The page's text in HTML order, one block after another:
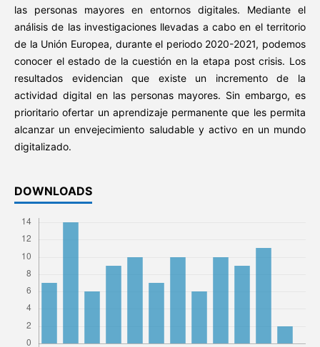
las personas mayores en entornos digitales. Mediante el
análisis de las investigaciones llevadas a cabo en el territorio
de la Unión Europea, durante el periodo 2020-2021, podemos
conocer el estado de la cuestión en la etapa post crisis. Los
resultados evidencian que existe un incremento de la
actividad digital en las personas mayores. Sin embargo, es
prioritario ofertar un aprendizaje permanente que les permita
alcanzar un envejecimiento saludable y activo en un mundo
digitalizado.
DOWNLOADS